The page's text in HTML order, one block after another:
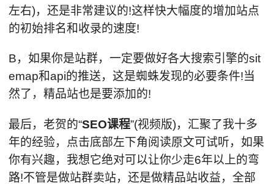
左右)，还是非常建议的!这样快大幅度的增加站点
的初始排名和收录的速度!
B，如果你是站群，一定要做好各大搜索引擎的sit
emap和api的推送，这是蜘蛛发现的必要条件!当
然了，精品站也是要添加的!
最后，老贺的“SEO课程”(视频版)，汇聚了我十多
年的经验，点击底部左下角阅读原文可试听，如果
你有兴趣，我想它绝对可以让你少走6年以上的弯
路!不管是做站群卖站，还是做精品站收益，全部